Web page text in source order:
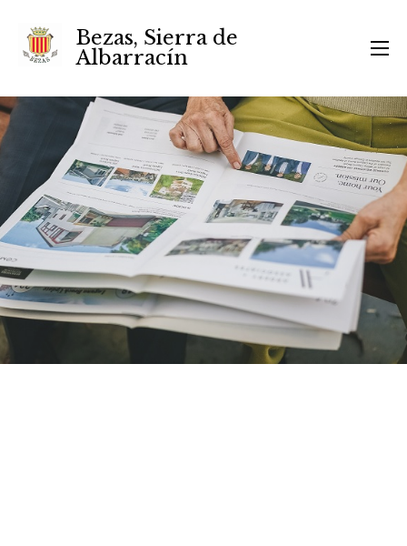
Bezas, Sierra de
Albarracín